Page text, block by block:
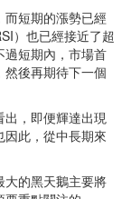
短期的漲勢已經
）也已經接近了超
過短期內，市場首
後再期待下一個
，即便輝達出現
此，從中長期來
大的黑天鵝主要將